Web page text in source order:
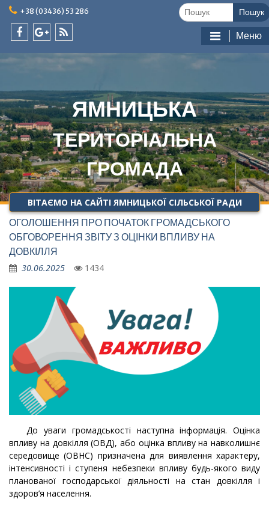
Skip
content
+38 (03436) 53 286
plus
ЯМНИЦЬКА
ТЕРИТОРІАЛЬНА
ГРОМАДА
Меню
ВІТАЄМО НА САЙТІ ЯМНИЦЬКОЇ СІЛЬСЬКОЇ РАДИ
ОГОЛОШЕННЯ ПРО ПОЧАТОК ГРОМАДСЬКОГО
ОБГОВОРЕННЯ ЗВІТУ З ОЦІНКИ ВПЛИВУ НА
ДОВКІЛЛЯ
30.06.2025 1434
До уваги громадськості наступна інформація. Оцінка
впливу на довкілля (ОВД), або оцінка впливу на навколишнє
середовище (ОВНС) призначена для виявлення характеру,
інтенсивності і ступеня небезпеки впливу будь-якого виду
планованої господарської діяльності на стан довкілля і
здоров’я населення.
Шукати: